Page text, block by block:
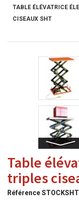
TABLE ÉLÉVATRICE
CISEAUX SHT
Table
triples
Référence